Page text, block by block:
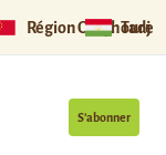
Région Ouïghoure
S’abonner